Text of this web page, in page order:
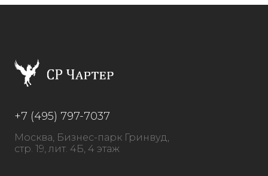
+7 (495) 797-7037
Москва, Бизнес-парк Гринвуд,
стр. 19, лит. 4Б, 4 этаж